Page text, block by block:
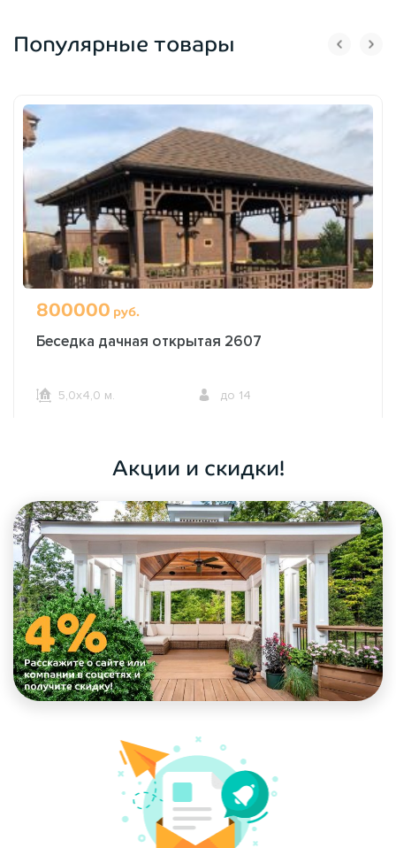
Популярные товары
800000 руб.
Беседка дачная открытая 2607
5,0х4,0 м. до 14
Акции и скидки!